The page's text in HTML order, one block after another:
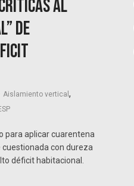
críticas al
de
Aislamiento vertical,
para aplicar cuarentena
con dureza
déficit habitacional.